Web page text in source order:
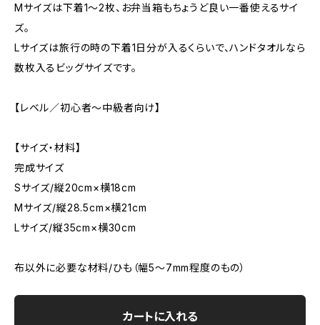
Mサイズは下着1～2枚、お弁当箱もちょうど良い一番使えるサイ
ズ。
Lサイズは旅行の時の下着1日分が入るくらいで、ハンドタオルなら
数枚入るビッグサイズです。
【レベル／初心者～中級者向け】
【サイズ・材料】
完成サイズ
Sサイズ/縦20cm×横18cm
Mサイズ/縦28.5cm×横21cm
Lサイズ/縦35cm×横30cm
布以外に必要な材料/ひも（幅5～7mm程度のもの）
カートに入れる